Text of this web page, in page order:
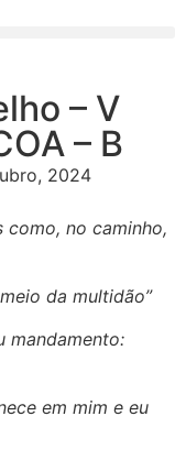
– V
– B
2024
como, no caminho,
da multidão”
mandamento:
em mim e eu